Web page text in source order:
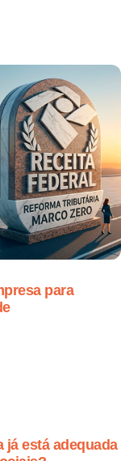
para
já está adequada